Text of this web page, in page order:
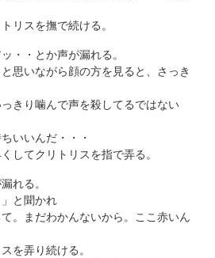
リスを撫で続ける。
・・とか声が漏れる。
思いながら顔の方を見ると、さっき
きり噛んで声を殺してるではない
いいんだ・・・
してクリトリスを指で弄る。
れる。
」と聞かれ
て。まだわかんないから。ここ赤いん
を弄り続ける。